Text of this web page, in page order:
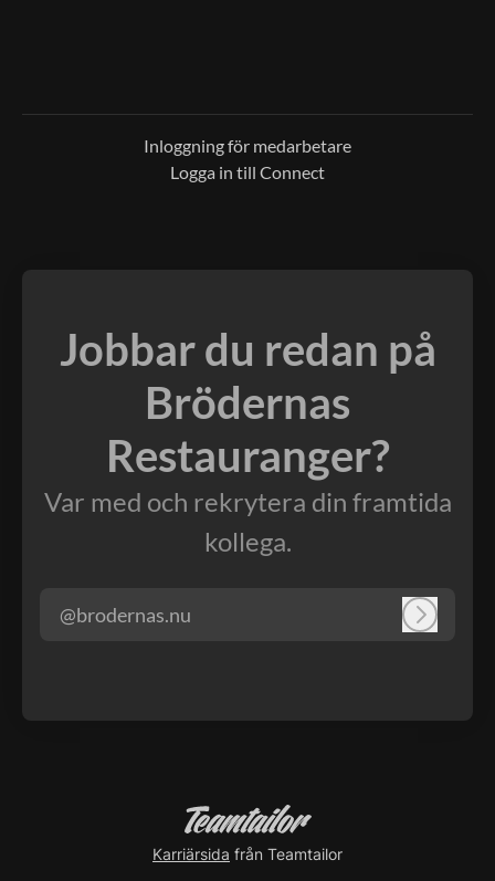
Inloggning för medarbetare
Logga in till Connect
Jobbar du redan på
Brödernas
Restauranger?
Var med och rekrytera din framtida
kollega.
@brodernas.nu Logga in
Karriärsida från Teamtailor